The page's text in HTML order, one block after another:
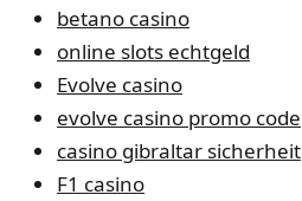
betano casino
online slots echtgeld
Evolve casino
evolve casino promo code
casino gibraltar sicherheit
F1 casino